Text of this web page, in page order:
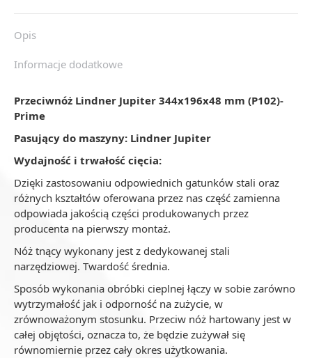
Opis
Informacje dodatkowe
Przeciwnóż Lindner Jupiter 344x196x48 mm (P102)-
Prime
Pasujący do maszyny: Lindner Jupiter
Wydajność i trwałość cięcia:
Dzięki zastosowaniu odpowiednich gatunków stali oraz
różnych kształtów oferowana przez nas część zamienna
odpowiada jakością części produkowanych przez
producenta na pierwszy montaż.
Nóż tnący wykonany jest z dedykowanej stali
narzędziowej. Twardość średnia.
Sposób wykonania obróbki cieplnej łączy w sobie zarówno
wytrzymałość jak i odporność na zużycie, w
zrównoważonym stosunku. Przeciw nóż hartowany jest w
całej objętości, oznacza to, że będzie zużywał się
równomiernie przez cały okres użytkowania.